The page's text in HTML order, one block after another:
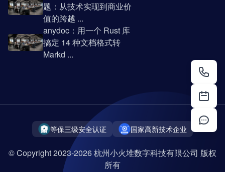
题：从技术实现到商业价
值的跨越 ...
anydoc：用一个 Rust 库
搞定 14 种文档格式转
Markd ...
等保三级安全认证 国家高新技术企业
© Copyright 2023-2026 杭州小火堆数字科技有限公司 版权
所有